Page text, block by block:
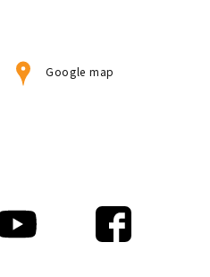
Google map